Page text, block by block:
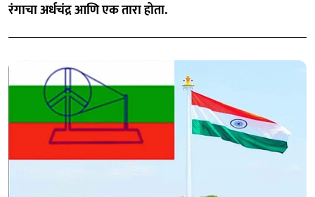
रंगाचा अर्धचंद्र आणि एक तारा होता.